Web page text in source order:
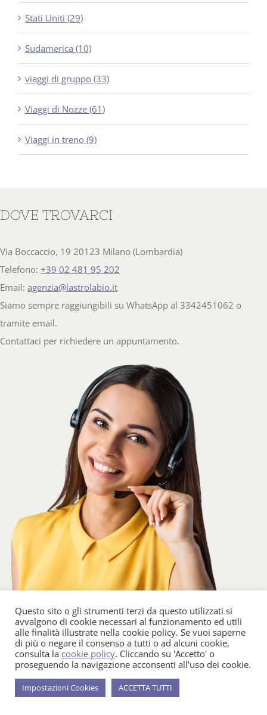
Stati Uniti (29)
Sudamerica (10)
viaggi di gruppo (33)
Viaggi di Nozze (61)
Viaggi in treno (9)
DOVE TROVARCI
Via Boccaccio, 19 20123 Milano (Lombardia)
Telefono: +39 02 481 95 202
Email: agenzia@lastrolabio.it
Siamo sempre raggiungibili su WhatsApp al 3342451062 o
tramite email.
Contattaci per richiedere un appuntamento.
INVIACI UN MESSAGGIO
Inviaci un messaggio e ti ricontatteremo subito per conoscerci
meglio in modo da aiutarti a scegliere il tuo prossimo
Questo sito o gli strumenti terzi da questo utilizzati si
avvalgono di cookie necessari al funzionamento ed utili
alle finalità illustrate nella cookie policy. Se vuoi saperne
di più o negare il consenso a tutti o ad alcuni cookie,
consulta la cookie policy. Cliccando su 'Accetto' o
proseguendo la navigazione acconsenti all'uso dei cookie.
Impostazioni Cookies ACCETTA TUTTI